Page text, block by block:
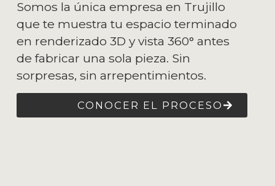
Somos la única empresa en Trujillo
que te muestra tu espacio terminado
en renderizado 3D y vista 360° antes
de fabricar una sola pieza. Sin
sorpresas, sin arrepentimientos.
CONOCER EL PROCESO